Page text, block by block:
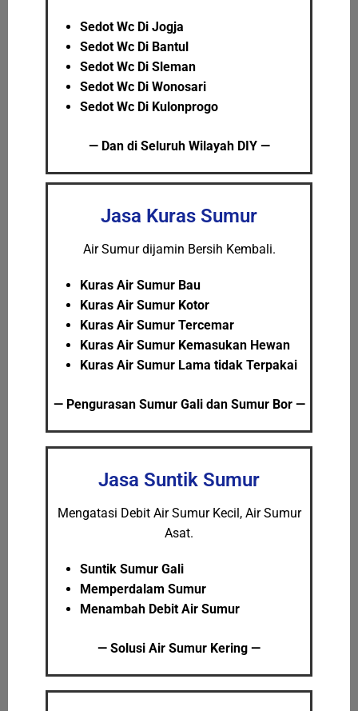
Sedot Wc Di Jogja
Sedot Wc Di Bantul
Sedot Wc Di Sleman
Sedot Wc Di Wonosari
Sedot Wc Di Kulonprogo
— Dan di Seluruh Wilayah DIY —
Jasa Kuras Sumur
Air Sumur dijamin Bersih Kembali.
Kuras Air Sumur Bau
Kuras Air Sumur Kotor
Kuras Air Sumur Tercemar
Kuras Air Sumur Kemasukan Hewan
Kuras Air Sumur Lama tidak Terpakai
— Pengurasan Sumur Gali dan Sumur Bor —
Jasa Suntik Sumur
Mengatasi Debit Air Sumur Kecil, Air Sumur
Asat.
Suntik Sumur Gali
Memperdalam Sumur
Menambah Debit Air Sumur
— Solusi Air Sumur Kering —